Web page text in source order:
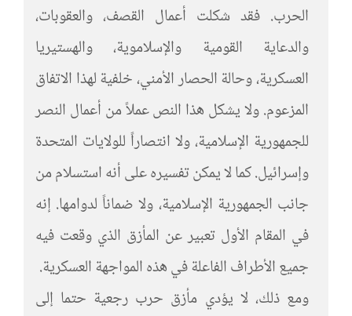
الحرب. فقد شكلت أعمال القصف، والعقوبات،
والدعاية القومية والإسلاموية، والهستيريا
العسكرية، وحالة الحصار الأمني، خلفية لهذا الاتفاق
المزعوم. ولا يشكل هذا النص عملاً من أعمال النصر
للجمهورية الإسلامية، ولا انتصاراً للولايات المتحدة
وإسرائيل. كما لا يمكن تفسيره على أنه استسلام من
جانب الجمهورية الإسلامية، ولا ضماناً لدوامها. إنه
في المقام الأول تعبير عن المأزق الذي وقعت فيه
جميع الأطراف الفاعلة في هذه المواجهة العسكرية.
ومع ذلك، لا يؤدي مأزق حرب رجعية حتما إلى